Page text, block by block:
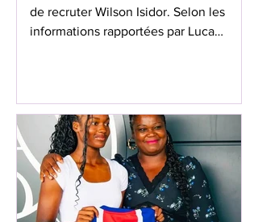
de recruter Wilson Isidor. Selon les
informations rapportées par Luca
Sunderland pour s’attacher les services
de l’attaquant haïtien. Sunderland ne
devrait toutefois pas accepter cette
proposition dans l’immédiat. Les
discussions entre les deux clubs
devraient néanmoins se poursuivre